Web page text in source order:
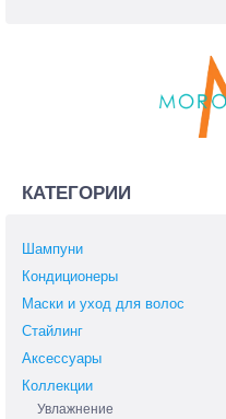
КАТЕГОРИИ
Шампуни
Кондиционеры
Маски и уход для волос
Стайлинг
Аксессуары
Коллекции
Увлажнение